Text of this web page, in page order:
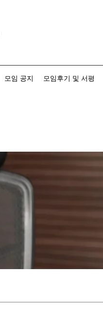
모임 공지 모임후기 및 서평